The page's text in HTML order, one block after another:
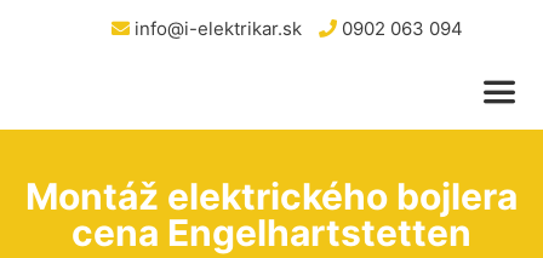
info@i-elektrikar.sk 0902 063 094
Montáž elektrického bojlera
cena Engelhartstetten